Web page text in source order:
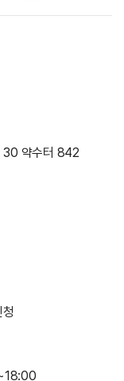
30 약수터 842